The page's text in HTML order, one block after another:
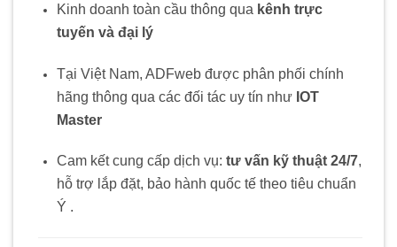
Kinh doanh toàn cầu thông qua kênh trực
tuyến và đại lý
Tại Việt Nam, ADFweb được phân phối chính
hãng thông qua các đối tác uy tín như IOT
Master
Cam kết cung cấp dịch vụ: tư vấn kỹ thuật 24/7,
hỗ trợ lắp đặt, bảo hành quốc tế theo tiêu chuẩn
Ý .